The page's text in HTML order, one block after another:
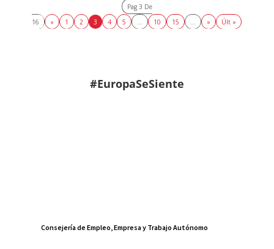
Pag 3 De
16
« 1 2 3 4 5 10 15 » Últ »
#EuropaSeSiente
Consejería de Empleo, Empresa y Trabajo Autónomo